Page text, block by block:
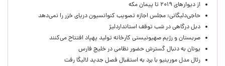
از دیوارهای ۲۰۱۹ تا پیمان مکه
حاجی‌دلیگانی: مجلس اجازه تصویب کنوانسیون دریای خزر را نمی‌دهد
دبل درگاهی در شب توقف استانداردلیژ
صربستان و رژیم صهیونیستی کارخانه تولید پهپاد افتتاح می‌کنند
یونان به دنبال گسترش حضور نظامی در خلیج فارس
رئال مدل مورینیو با برد به استقبال فصل جدید لالیگا رفت